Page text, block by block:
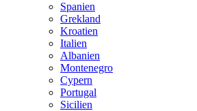
Spanien
Grekland
Kroatien
Italien
Albanien
Montenegro
Cypern
Portugal
Sicilien